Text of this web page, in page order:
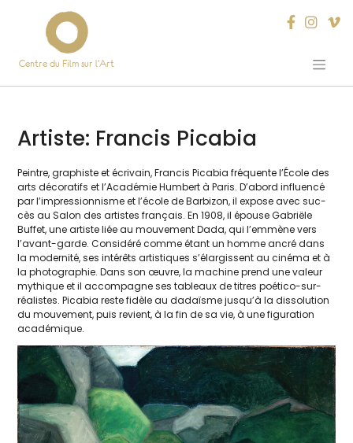
Centre du Film sur l’Art
Artiste: Francis Picabia
Peintre, gra­phiste et écri­vain, Francis Picabia fré­quente l’École des
arts déco­ra­tifs et l’Académie Humbert à Paris. D’abord influen­cé
par l’im­pres­sion­nisme et l’é­cole de Barbizon, il expose avec suc­
cès au Salon des artistes fran­çais. En 1908, il épouse Gabriële
Buffet, une artiste liée au mou­ve­ment Dada, qui l’emmène vers
l’a­vant-garde. Considéré comme étant un homme ancré dans
la moder­ni­té, ses inté­rêts artis­tiques s’élargissent au ciné­ma et à
la pho­to­gra­phie. Dans son œuvre, la machine prend une valeur
mythique et il accom­pagne ses tableaux de titres poé­ti­co-sur­
réa­listes. Picabia reste fidèle au dadaïsme jusqu’à la dis­so­lu­tion
du mou­ve­ment, puis revient, à la fin de sa vie, à une figu­ra­tion
académique.